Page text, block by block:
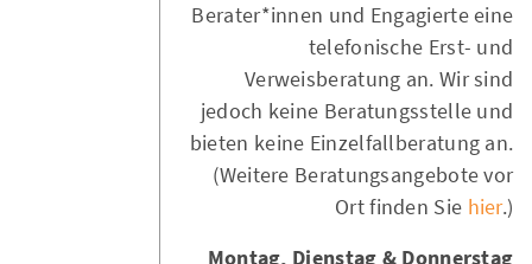
Berater*innen und Engagierte eine
telefonische Erst- und
Verweisberatung an. Wir sind
jedoch keine Beratungsstelle und
bieten keine Einzelfallberatung an.
(Weitere Beratungsangebote vor
Ort finden Sie hier.)
Montag, Dienstag & Donnerstag